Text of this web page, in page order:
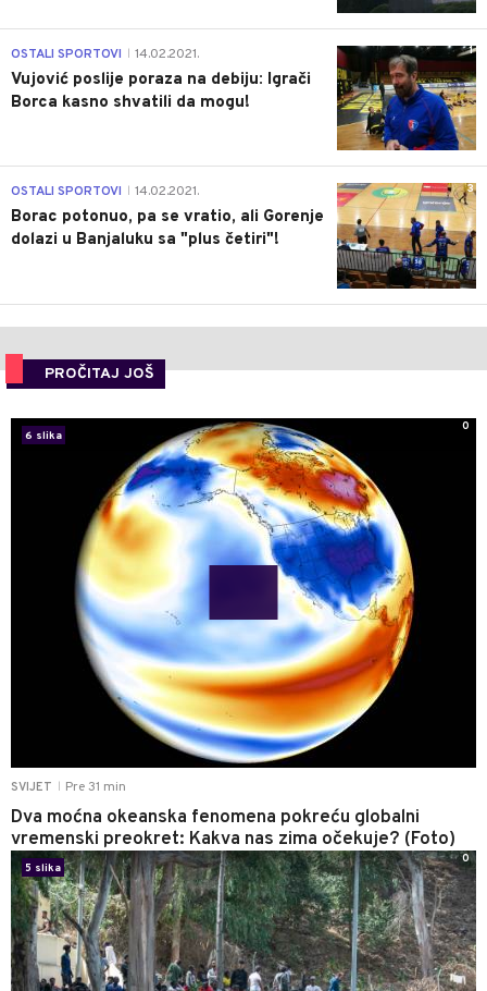
1
OSTALI SPORTOVI 14.02.2021.
Vujović poslije poraza na debiju: Igrači
Borca kasno shvatili da mogu!
3
OSTALI SPORTOVI 14.02.2021.
Borac potonuo, pa se vratio, ali Gorenje
dolazi u Banjaluku sa "plus četiri"!
PROČITAJ JOŠ
SVIJET Pre 31 min
Dva moćna okeanska fenomena pokreću globalni
vremenski preokret: Kakva nas zima očekuje? (Foto)
6 slika
0
5 slika
0